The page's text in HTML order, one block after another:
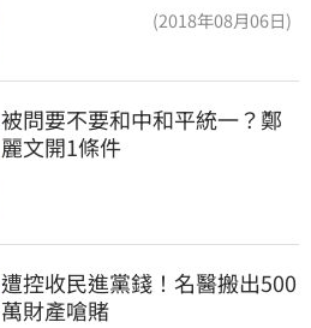
(2018年08月06日)
被問要不要和中和平統一？鄭
麗文開1條件
遭控收民進黨錢！名醫搬出500
萬財產嗆賭